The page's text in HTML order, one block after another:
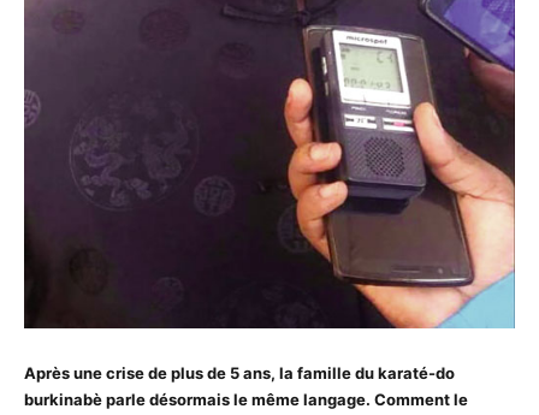
Après une crise de plus de 5 ans, la famille du karaté-do
burkinabè parle désormais le même langage. Comment le